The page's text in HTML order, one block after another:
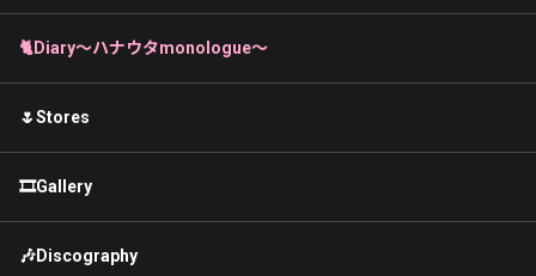
🐈Diary〜ハナウタmonologue〜
🌷Stores
🎞Gallery
🎶Discography